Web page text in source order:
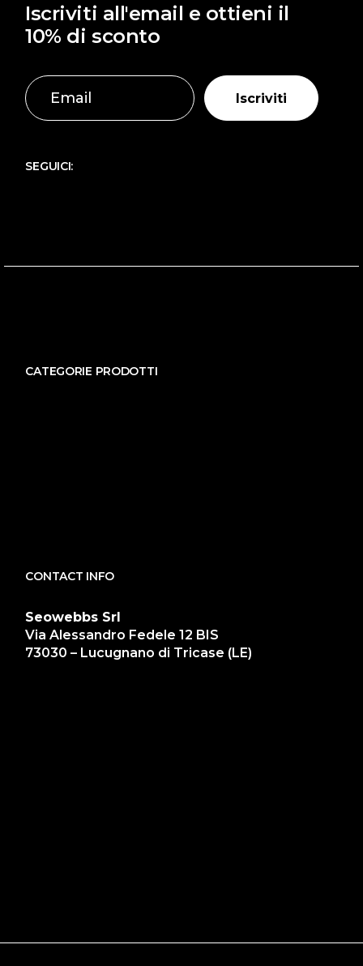
Iscriviti all'email e ottieni il
10% di sconto
Iscriviti
SEGUICI:
CATEGORIE PRODOTTI
CONTACT INFO
Seowebbs Srl
Via Alessandro Fedele 12 BIS
73030 – Lucugnano di Tricase (LE)